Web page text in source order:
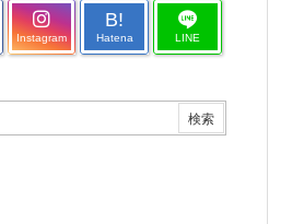
Instagram
B!
Hatena LINE